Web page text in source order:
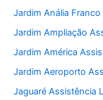
Jardim Anália
Jardim Ampliação
Jardim América
Jardim Aeroporto
Jaguaré Assistência